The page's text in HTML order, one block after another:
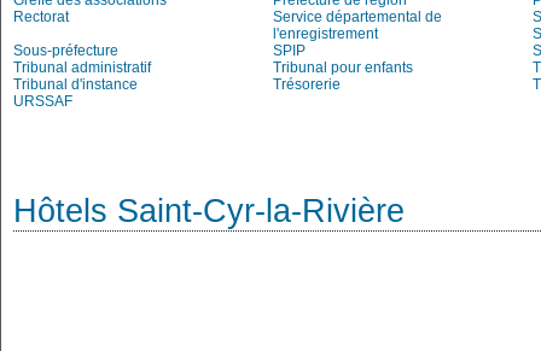
Rectorat
Service départemental de
l'enregistrement
Sous-préfecture
SPIP
Tribunal administratif
Tribunal pour enfants
Tribunal d'instance
Trésorerie
URSSAF
Hôtels Saint-Cyr-la-Rivière